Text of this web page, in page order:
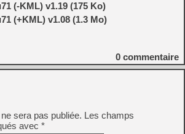
(-KML) v1.19 (175 Ko)
(+KML) v1.08 (1.3 Mo)
0 commentaire
sera pas publiée. Les champs
avec *